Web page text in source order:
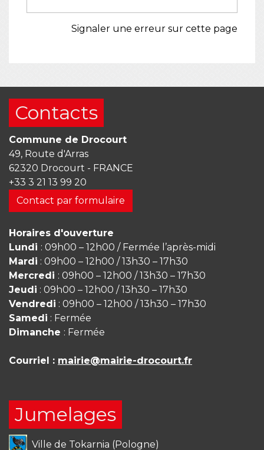
Signaler une erreur sur cette page
Contacts
Commune de Drocourt
49, Route d'Arras
62320 Drocourt - FRANCE
+33 3 21 13 99 20
Contact par formulaire
Horaires d'ouverture
Lundi : 09h00 – 12h00 / Fermée l’après-midi
Mardi : 09h00 – 12h00 / 13h30 – 17h30
Mercredi : 09h00 – 12h00 / 13h30 – 17h30
Jeudi : 09h00 – 12h00 / 13h30 – 17h30
Vendredi : 09h00 – 12h00 / 13h30 – 17h30
Samedi : Fermée
Dimanche : Fermée
Courriel : mairie@mairie-drocourt.fr
Jumelages
Ville de Tokarnia (Pologne)